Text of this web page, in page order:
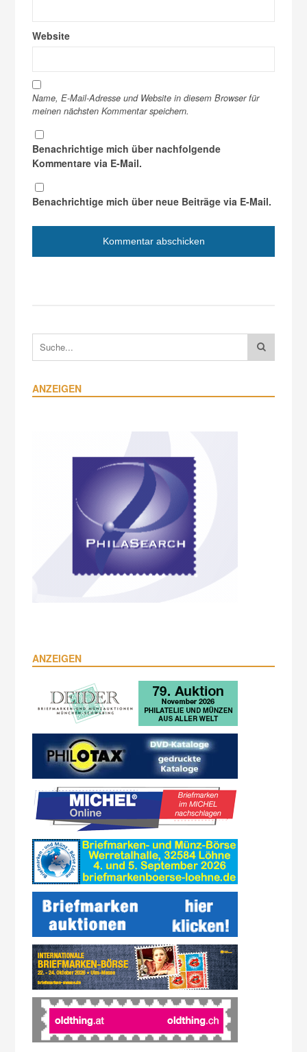
Website
Name, E-Mail-Adresse und Website in diesem Browser für
meinen nächsten Kommentar speichern.
Benachrichtige mich über nachfolgende
Kommentare via E-Mail.
Benachrichtige mich über neue Beiträge via E-Mail.
ANZEIGEN
ANZEIGEN